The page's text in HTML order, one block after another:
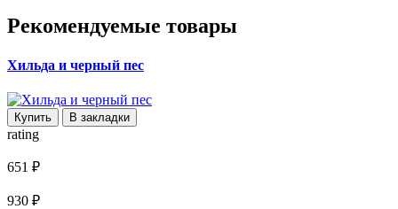
Рекомендуемые товары
Хильда и черный пес
Купить В закладки
rating
651 ₽
930 ₽